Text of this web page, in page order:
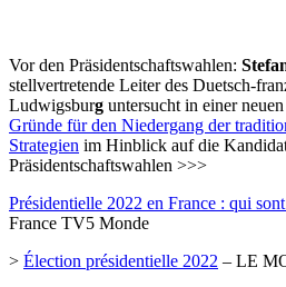
Vor den Präsidentschaftswahlen:
stellvertretende Leiter des Duetsch-
Ludwigsburg untersucht in einer
Gründe für den Niedergang der
Strategien im Hinblick auf die
Präsidentschaftswahlen >>>
Présidentielle 2022 en France : qui
France TV5 Monde
> Élection présidentielle 2022 – LE